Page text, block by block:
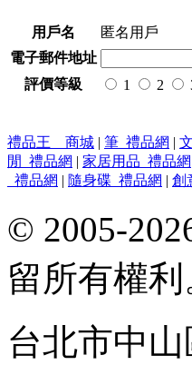
用戶名
匿名用戶
電子郵件地址
評價等級
1 2
禮品王 商城 | 筆_禮品網 |
閒_禮品網 | 家居用品_禮品網
_禮品網 | 隨身碟_禮品網 | 創
© 2005-
留所有權利
台北市中